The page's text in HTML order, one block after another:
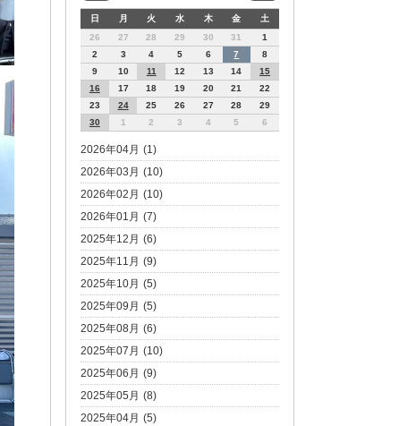
日 月 火 水 木 金
土
26
27 28 29 30 31
1
2
3 4 5 6 7
8
9
10 11 12 13 14
15
16
17 18 19 20 21
22
23
24 25 26 27 28
29
30
1 2 3 4 5 6
2026年04月 (1)
2026年03月 (10)
2026年02月 (10)
2026年01月 (7)
2025年12月 (6)
2025年11月 (9)
2025年10月 (5)
2025年09月 (5)
2025年08月 (6)
2025年07月 (10)
2025年06月 (9)
2025年05月 (8)
2025年04月 (5)